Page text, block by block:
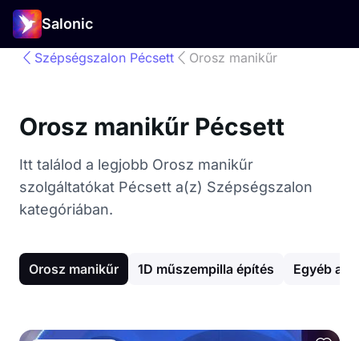
Salonic
Szépségszalon Pécsett Orosz manikűr
Orosz manikűr Pécsett
Itt találod a legjobb Orosz manikűr
szolgáltatókat Pécsett a(z) Szépségszalon
kategóriában.
Orosz manikűr 1D műszempilla építés Egyéb